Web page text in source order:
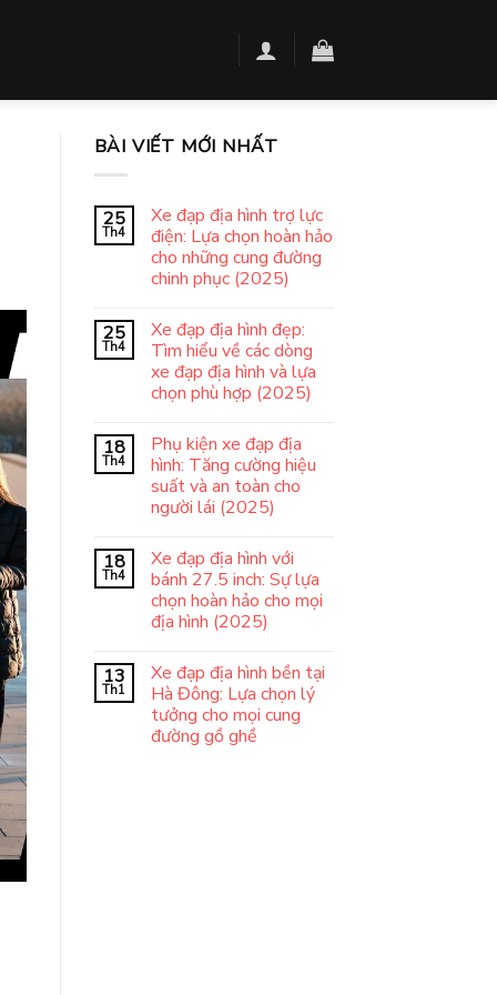
BÀI VIẾT MỚI NHẤT
25
Th4
Xe đạp địa hình trợ lực
điện: Lựa chọn hoàn hảo
cho những cung đường
chinh phục (2025)
25
Th4
Xe đạp địa hình đẹp:
Tìm hiểu về các dòng
xe đạp địa hình và lựa
chọn phù hợp (2025)
18
Th4
Phụ kiện xe đạp địa
hình: Tăng cường hiệu
suất và an toàn cho
người lái (2025)
18
Th4
Xe đạp địa hình với
bánh 27.5 inch: Sự lựa
chọn hoàn hảo cho mọi
địa hình (2025)
13
Th1
Xe đạp địa hình bền tại
Hà Đông: Lựa chọn lý
tưởng cho mọi cung
đường gồ ghề